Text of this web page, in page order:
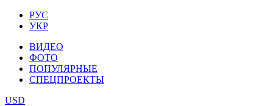
РУС
УКР
ВИДЕО
ФОТО
ПОПУЛЯРНЫЕ
СПЕЦПРОЕКТЫ
USD